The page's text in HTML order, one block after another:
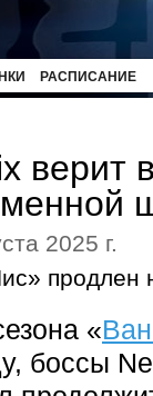
РАСПИСАНИЕ
верит
2025 г.
продлен
«
боссы